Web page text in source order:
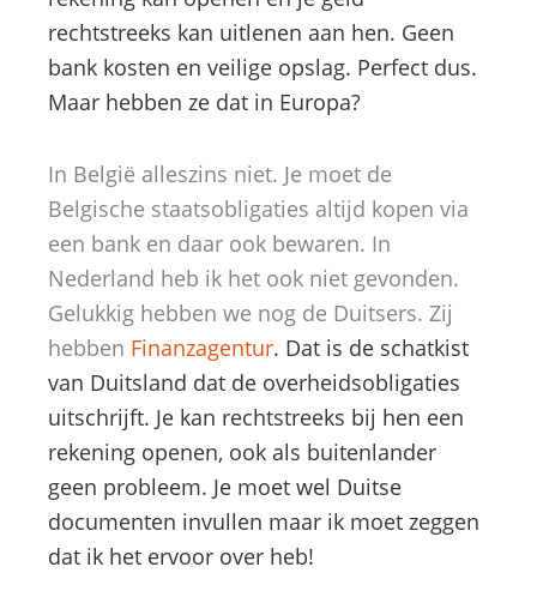
rechtstreeks kan uitlenen aan hen. Geen
bank kosten en veilige opslag. Perfect dus.
Maar hebben ze dat in Europa?
In België alleszins niet. Je moet de
Belgische staatsobligaties altijd kopen via
een bank en daar ook bewaren. In
Nederland heb ik het ook niet gevonden.
Gelukkig hebben we nog de Duitsers. Zij
hebben Finanzagentur. Dat is de schatkist
van Duitsland dat de overheidsobligaties
uitschrijft. Je kan rechtstreeks bij hen een
rekening openen, ook als buitenlander
geen probleem. Je moet wel Duitse
documenten invullen maar ik moet zeggen
dat ik het ervoor over heb!